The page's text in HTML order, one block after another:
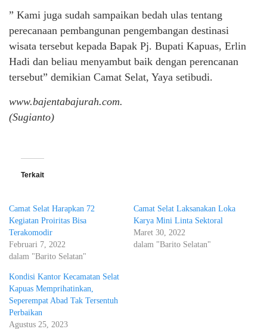
” Kami juga sudah sampaikan bedah ulas tentang
perecanaan pembangunan pengembangan destinasi
wisata tersebut kepada Bapak Pj. Bupati Kapuas, Erlin
Hadi dan beliau menyambut baik dengan perencanan
tersebut” demikian Camat Selat, Yaya setibudi.
www.bajentabajurah.com.
(Sugianto)
Terkait
Camat Selat Harapkan 72
Kegiatan Proiritas Bisa
Terakomodir
Februari 7, 2022
dalam "Barito Selatan"
Camat Selat Laksanakan Loka
Karya Mini Linta Sektoral
Maret 30, 2022
dalam "Barito Selatan"
Kondisi Kantor Kecamatan Selat
Kapuas Memprihatinkan,
Seperempat Abad Tak Tersentuh
Perbaikan
Agustus 25, 2023